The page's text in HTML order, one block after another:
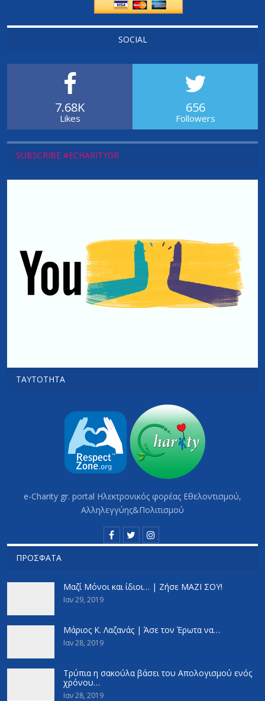
SOCIAL
7.68K
Likes
656
Followers
SUBSCRIBE #ECHARITYGR
ΤΑΥΤΌΤΗΤΑ
e-Charity gr. portal Hλεκτρονικός φορέας Εθελοντισμού,
Αλληλεγγύης&Πολιτισμού
ΠΡΌΣΦΑΤΑ
Μαζί Μόνοι και ίδιοι… | Ζήσε ΜΑΖΙ ΣΟΥ!
Ιαν 29, 2019
Μάριος Κ. Λαζανάς | Άσε τον Έρωτα να…
Ιαν 28, 2019
Τρύπια η σακούλα βάσει του Απολογισμού ενός
χρόνου…
Ιαν 28, 2019